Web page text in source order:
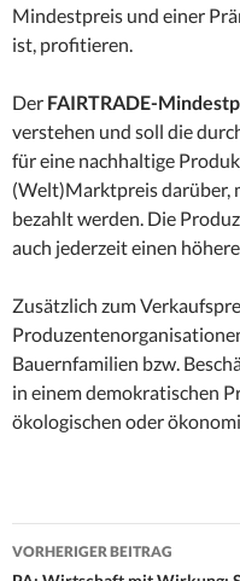
Mindestpreis und einer
ist, profitieren.
Der FAIRTRADE-
verstehen und soll die
für eine nachhaltige
(Welt)Marktpreis darüber,
bezahlt werden. Die
auch jederzeit einen
Zusätzlich zum
Bauernfamilien bzw.
in einem demokratischen
ökologischen oder
Beitrags-
VORHERIGER BEITRAG